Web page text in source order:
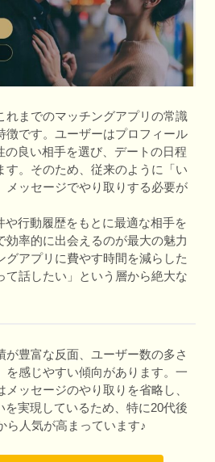
れまでのマッチングアプリの常識
徴です。ユーザーはプロフィール
の良い相手を選び、デートの日程
す。そのため、従来のように「い
メッセージでやり取りする必要が
や行動履歴をもとに最適な相手を
効率的に出会えるのが最大の魅力
グアプリに費やす時間を減らした
て話したい」という層から絶大な
が豊富な反面、ユーザー数の多さ
を感じやすい傾向があります。一
ッセージのやり取りを省略し、
実現しているため、特に20代後
ら人気が高まっています♪